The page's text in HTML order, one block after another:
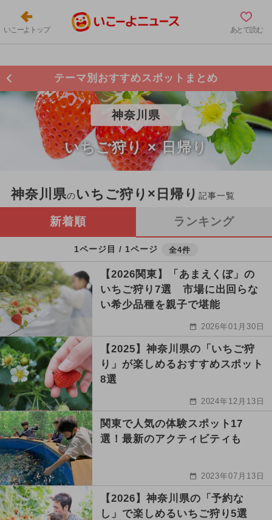
いこーよトップ あとで読む
テーマ別おすすめスポットまとめ
神奈川県
いちご狩り × 日帰り
神奈川県のいちご狩り×日帰り記事一覧
新着順 ランキング
1ページ目 / 1ページ 全4件
【2026関東】「あまえくぼ」の
いちご狩り7選 市場に出回らな
い希少品種を親子で堪能
2026年01月30日
【2025】神奈川県の「いちご狩
り」が楽しめるおすすめスポット
8選
2024年12月13日
関東で人気の体験スポット17
選！最新のアクティビティも
2023年07月13日
【2026】神奈川県の「予約な
し」で楽しめるいちご狩り5選